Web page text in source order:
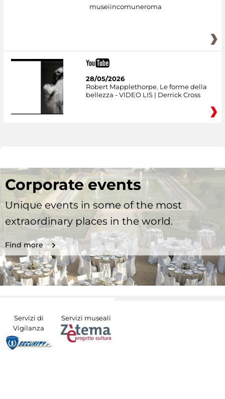
museiincomuneroma
28/05/2026
Robert Mapplethorpe. Le forme della
bellezza - VIDEO LIS | Derrick Cross
Corporate events
Unique events in some of the most
extraordinary places in the world.
Find more
Servizi di
Vigilanza
Servizi museali